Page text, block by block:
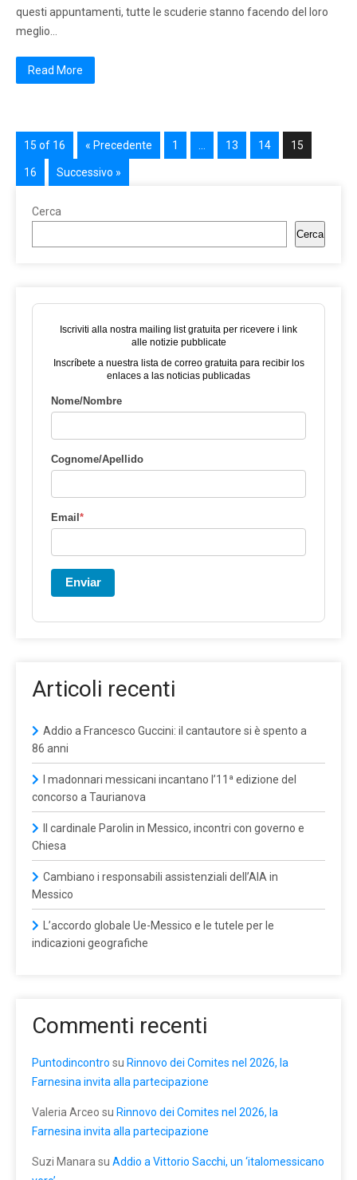
questi appuntamenti, tutte le scuderie stanno facendo del loro
meglio…
Read More
15 of 16 « Precedente 1 13 14 15
16 Successivo »
Cerca
Cerca
Iscriviti alla nostra mailing list gratuita per ricevere i link
alle notizie pubblicate
Inscríbete a nuestra lista de correo gratuita para recibir los
enlaces a las noticias publicadas
Nome/Nombre
Cognome/Apellido
Email *
Enviar
Articoli recenti
Addio a Francesco Guccini: il cantautore si è spento a
86 anni
I madonnari messicani incantano l’11ª edizione del
concorso a Taurianova
Il cardinale Parolin in Messico, incontri con governo e
Chiesa
Cambiano i responsabili assistenziali dell’AIA in
Messico
L’accordo globale Ue-Messico e le tutele per le
indicazioni geografiche
Commenti recenti
Puntodincontro su Rinnovo dei Comites nel 2026, la
Farnesina invita alla partecipazione
Valeria Arceo su Rinnovo dei Comites nel 2026, la
Farnesina invita alla partecipazione
Suzi Manara su Addio a Vittorio Sacchi, un ‘italomessicano